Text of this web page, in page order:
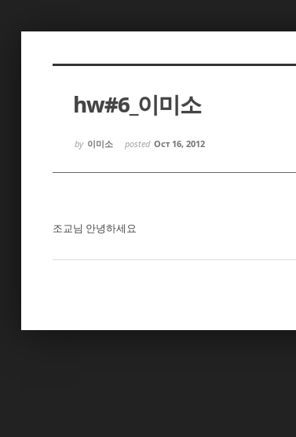
hw#6_이미소
by 이미소 posted Oct 16, 2012
조교님 안녕하세요
치북5
치북5
치북5
치북5